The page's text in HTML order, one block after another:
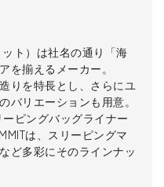
ット）は社名の通り「海
を揃えるメーカー。
りを特長とし、さらにユ
バリエーションも用意。
ピングバッグライナー
は、スリーピングマ
ど多彩にそのラインナッ